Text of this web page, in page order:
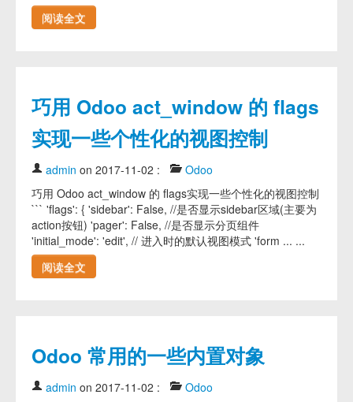
阅读全文
巧用 Odoo act_window 的 flags
实现一些个性化的视图控制
admin on 2017-11-02 :
Odoo
巧用 Odoo act_window 的 flags实现一些个性化的视图控制
``` 'flags': { 'sidebar': False, //是否显示sidebar区域(主要为
action按钮) 'pager': False, //是否显示分页组件
'initial_mode': 'edit', // 进入时的默认视图模式 'form ... ...
阅读全文
Odoo 常用的一些内置对象
admin on 2017-11-02 :
Odoo